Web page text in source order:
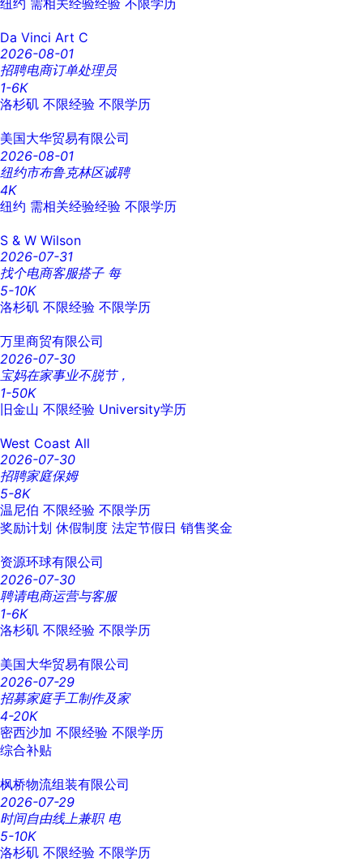
纽约 需相关经验经验 不限学历
Da Vinci Art C
2026-08-01
招聘电商订单处理员
1-6K
洛杉矶 不限经验 不限学历
美国大华贸易有限公司
2026-08-01
纽约市布鲁克林区诚聘
4K
纽约 需相关经验经验 不限学历
S & W Wilson
2026-07-31
找个电商客服搭子 每
5-10K
洛杉矶 不限经验 不限学历
万里商贸有限公司
2026-07-30
宝妈在家事业不脱节，
1-50K
旧金山 不限经验 University学历
West Coast All
2026-07-30
招聘家庭保姆
5-8K
温尼伯 不限经验 不限学历
奖励计划 休假制度 法定节假日 销售奖金
资源环球有限公司
2026-07-30
聘请电商运营与客服
1-6K
洛杉矶 不限经验 不限学历
美国大华贸易有限公司
2026-07-29
招募家庭手工制作及家
4-20K
密西沙加 不限经验 不限学历
综合补贴
枫桥物流组装有限公司
2026-07-29
时间自由线上兼职 电
5-10K
洛杉矶 不限经验 不限学历